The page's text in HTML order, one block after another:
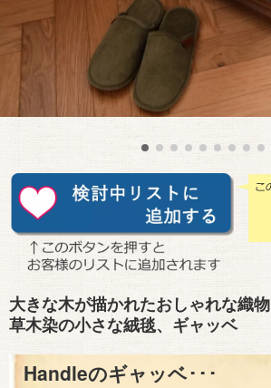
大きな木が描かれたおしゃれな織物
草木染の小さな絨毯、ギャッベ
Handleのギャッベ･･･